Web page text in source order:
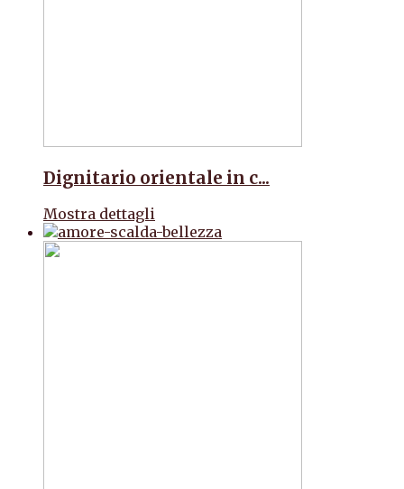
Dignitario orientale in c...
Mostra dettagli